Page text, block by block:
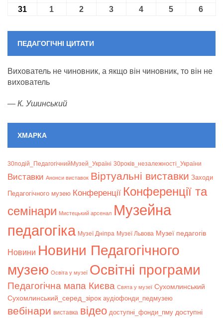
31 31.08.2026
1 01.09.2026
2 02.09.2026
3 03.09.2026
4 04.09.2026
5 05.09.2026
6
ПЕДАГОГІЧНІ ЦИТАТИ
Вихователь не чиновник, а якщо він чиновник, то він не
вихователь
— К. Ушинський
ХМАРКА
30подій_ПедагогічнийМузей_Україні 30років_незалежності_України
Bиставки Анонси виставок Віртуальні виставки Заходи
Педагогічного музею Конференції Конференції та
семінари Мистецький арсенал Музейна
педагогіка Музеї Дніпра Музеї Львова Музеї педагогів
Новини Новини Педагогічного
музею Освіта у музеї Освітні програми
Педагогічна мапа Києва Свята у музеї Сухомлинський
Сухомлинський_серед_зірок аудіофонди_педмузею
вебінари виставка відео доступні_фонди_пму доступні